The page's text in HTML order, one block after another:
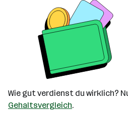
Wie gut verdienst du wirklich?
Gehaltsvergleich.